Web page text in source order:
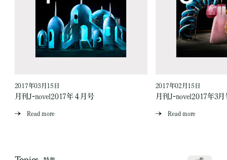
2017年03月15日
月刊J-novel2017年４月号
Read more
2017年02月15日
月刊J-novel2017年3月
Read more